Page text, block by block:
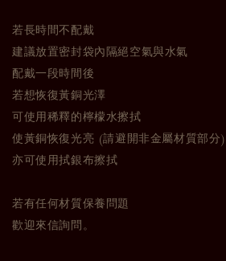
若長時間不配戴
建議放置密封袋內隔絕空氣與水氣
配戴一段時間後
若想恢復黃銅光澤
可使用稀釋的檸檬水擦拭
使黃銅恢復光亮 (請避開非金屬材質部分)
亦可使用拭銀布擦拭
若有任何材質保養問題
歡迎來信詢問。